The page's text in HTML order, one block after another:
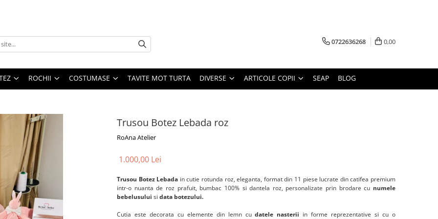
0722636268 0,00
ROCHII COSTUMASE TAVITE MOT TURTA DIVERSE ARTICOLE COPII SEAP BLOG
Trusou Botez Lebada roz
RoAna Atelier
1.000,00 Lei
Trusou Botez Lebada in cutie rotunda roz, eleganta, format din 11 piese lucrate din catifea premium
intr-o nuanta de roz prafuit, bumbac 100% si dantela roz, personalizate prin brodare cu numele
bebelusului si data botezului.
Cutia este decorata cu elemente din lemn cudatele nasterii in forme reprezentative si cu o